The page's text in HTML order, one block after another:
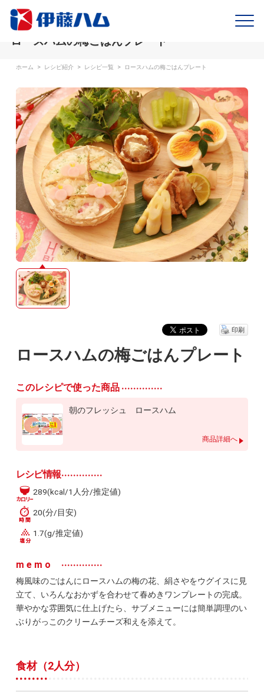
ロースハムの梅ごはんプレート
ホーム > レシピ紹介 > レシピ一覧 > ロースハムの梅ごはんプレート
ロースハムの梅ごはんプレート
印刷
このレシピで使った商品
朝のフレッシュ ロースハム
商品詳細へ
レシピ情報
289(kcal/1人分/推定値)
20(分/目安)
1.7(g/推定値)
memo
梅風味のごはんにロースハムの梅の花、絹さやをウグイスに見
立て、いろんなおかずを合わせて春めきワンプレートの完成。
華やかな雰囲気に仕上げたら、サブメニューには簡単調理のい
ぶりがっこのクリームチーズ和えを添えて。
食材（2人分）